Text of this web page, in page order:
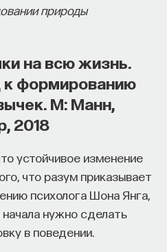
природы
на всю жизнь.
к формированию
М: Манн,
2018
устойчивое изменение
что разум приказывает
психолога Шона Янга,
нужно сделать
в поведении.
суть иллюзии в том, что
Мы же
не видел
воспринимаем
системе
наши знания
конфликт между
о том, насколько
объекта определяется